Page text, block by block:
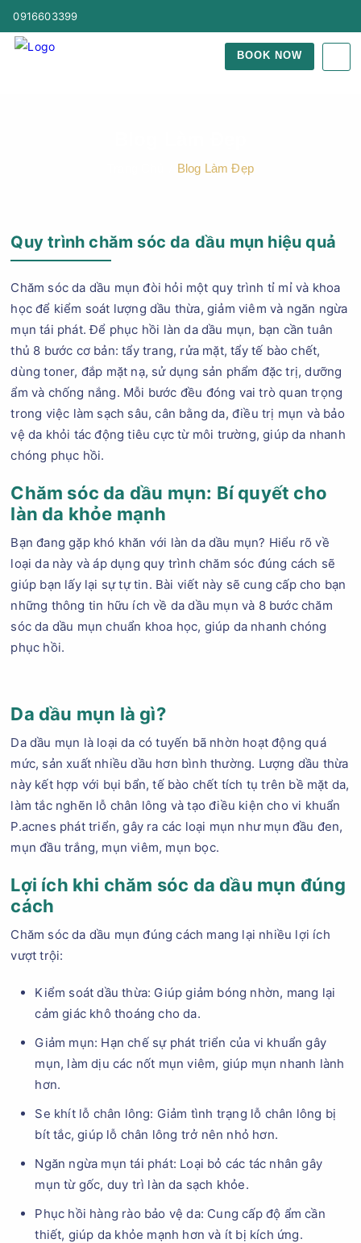
0916603399
BOOK NOW
Blog Làm Đẹp
Quy trình chăm sóc da dầu mụn hiệu quả
Chăm sóc da dầu mụn đòi hỏi một quy trình tỉ mỉ và khoa
học để kiểm soát lượng dầu thừa, giảm viêm và ngăn ngừa
mụn tái phát. Để phục hồi làn da dầu mụn, bạn cần tuân
thủ 8 bước cơ bản: tẩy trang, rửa mặt, tẩy tế bào chết,
dùng toner, đắp mặt nạ, sử dụng sản phẩm đặc trị, dưỡng
ẩm và chống nắng. Mỗi bước đều đóng vai trò quan trọng
trong việc làm sạch sâu, cân bằng da, điều trị mụn và bảo
vệ da khỏi tác động tiêu cực từ môi trường, giúp da nhanh
chóng phục hồi.
Chăm sóc da dầu mụn: Bí quyết cho
làn da khỏe mạnh
Bạn đang gặp khó khăn với làn da dầu mụn? Hiểu rõ về
loại da này và áp dụng quy trình chăm sóc đúng cách sẽ
giúp bạn lấy lại sự tự tin. Bài viết này sẽ cung cấp cho bạn
những thông tin hữu ích về da dầu mụn và 8 bước chăm
sóc da dầu mụn chuẩn khoa học, giúp da nhanh chóng
phục hồi.
Da dầu mụn là gì?
Da dầu mụn là loại da có tuyến bã nhờn hoạt động quá
mức, sản xuất nhiều dầu hơn bình thường. Lượng dầu thừa
này kết hợp với bụi bẩn, tế bào chết tích tụ trên bề mặt da,
làm tắc nghẽn lỗ chân lông và tạo điều kiện cho vi khuẩn
P.acnes phát triển, gây ra các loại mụn như mụn đầu đen,
mụn đầu trắng, mụn viêm, mụn bọc.
Lợi ích khi chăm sóc da dầu mụn đúng
cách
Chăm sóc da dầu mụn đúng cách mang lại nhiều lợi ích
vượt trội:
Kiểm soát dầu thừa: Giúp giảm bóng nhờn, mang lại
cảm giác khô thoáng cho da.
Giảm mụn: Hạn chế sự phát triển của vi khuẩn gây
mụn, làm dịu các nốt mụn viêm, giúp mụn nhanh lành
hơn.
Se khít lỗ chân lông: Giảm tình trạng lỗ chân lông bị
bít tắc, giúp lỗ chân lông trở nên nhỏ hơn.
Ngăn ngừa mụn tái phát: Loại bỏ các tác nhân gây
mụn từ gốc, duy trì làn da sạch khỏe.
Phục hồi hàng rào bảo vệ da: Cung cấp độ ẩm cần
thiết, giúp da khỏe mạnh hơn và ít bị kích ứng.